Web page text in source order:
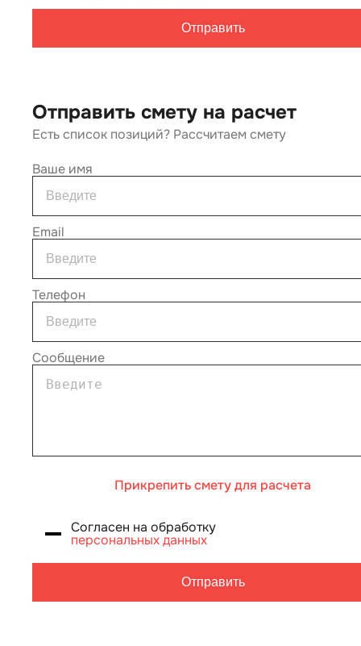
Отправить
Отправить смету на расчет
Есть список позиций? Рассчитаем смету
Ваше имя
Email
Телефон
Сообщение
Прикрепить смету для расчета
Согласен на обработку
персональных данных
Отправить